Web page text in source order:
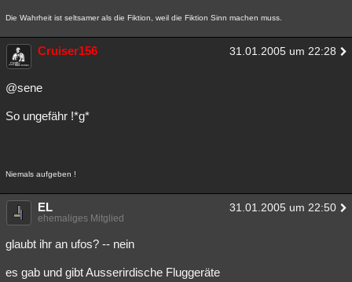
Die Wahrheit ist seltsamer als die Fiktion, weil die Fiktion Sinn machen muss.
Cruiser156 31.01.2005 um 22:28
@sene
So ungefähr !*g*
Niemals aufgeben !
EL 31.01.2005 um 22:50
ehemaliges Mitglied
glaubt ihr an ufos? -- nein
es gab und gibt Ausserirdische Fluggeräte